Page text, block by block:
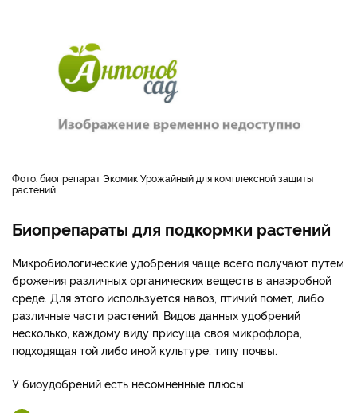
Фото: биопрепарат Экомик Урожайный для комплексной защиты
растений
Биопрепараты для подкормки растений
Микробиологические удобрения чаще всего получают путем
брожения различных органических веществ в анаэробной
среде. Для этого используется навоз, птичий помет, либо
различные части растений. Видов данных удобрений
несколько, каждому виду присуща своя микрофлора,
подходящая той либо иной культуре, типу почвы.
У биоудобрений есть несомненные плюсы: